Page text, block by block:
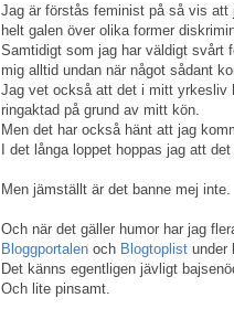
Jag är förstås feminist på så vis att
helt galen över olika former
Samtidigt som jag har väldigt svårt
mig alltid undan när något sådant
Jag vet också att det i mitt yrkesliv
ringaktad på grund av mitt kön.
Men det har också hänt att jag
I det långa loppet hoppas jag att
Men jämställt är det banne mej inte.
Och när det gäller humor har jag
Bloggportalen och Blogtoplist under
Det känns egentligen jävligt
Och lite pinsamt.